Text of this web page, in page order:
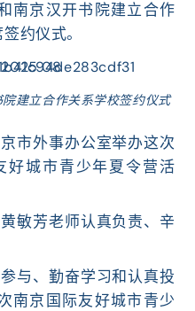
南京 汉开书院建立合作
约仪式。
建立合作关系学校签约仪式
市外事办公室举办这次
好城市青少年夏令营 活
敏芳老师认真负责、辛
与、勤奋学习和认真投
南京国际友好城市青少